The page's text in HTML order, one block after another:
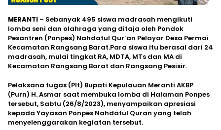
MERANTI – Sebanyak 495 siswa madrasah mengikuti
lomba seni dan olahraga yang ditaja oleh Pondok
Pesantren (Ponpes) Nahdatul Qur’an Pelayar Desa Permai
Kecamatan Rangsang Barat.Para siswa itu berasal dari 24
madrasah, mulai tingkat RA, MDTA, MTs dan MA di
Kecamatan Rangsang Barat dan Rangsang Pesisir.
Pelaksana tugas (Plt) Bupati Kepulauan Meranti AKBP
(Purn) H. Asmar saat membuka lomba di Halaman Ponpes
tersebut, Sabtu (26/8/2023), menyampaikan apresiasi
kepada Yayasan Ponpes Nahdatul Quran yang telah
menyelenggarakan kegiatan tersebut.